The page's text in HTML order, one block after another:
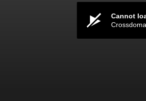
Cannot